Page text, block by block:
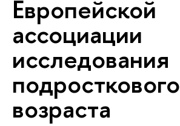
Европейской
ассоциации
исследования
подросткового
возраста